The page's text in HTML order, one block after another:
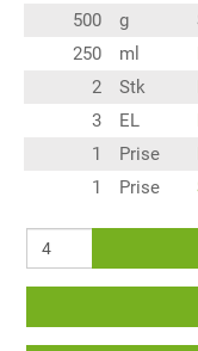
500
g
250
ml
2
Stk
3
EL
1
Prise
1
Prise